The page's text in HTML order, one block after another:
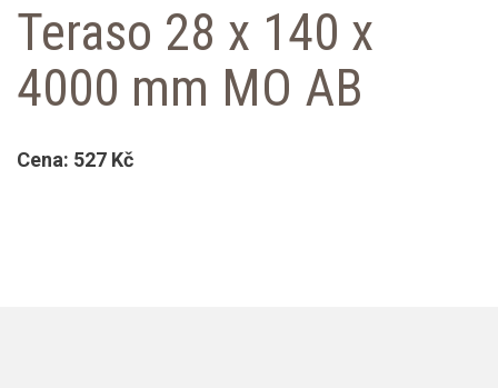
Teraso 28 x 140 x
4000 mm MO AB
Cena: 527 Kč